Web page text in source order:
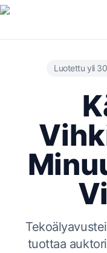
Luotettu yli
tuottaa